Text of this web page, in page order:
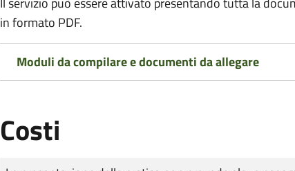
in formato PDF.
Moduli da compilare e documenti da allegare
Costi
Tipo di pagamento
Importo